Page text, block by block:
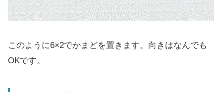
このように6×2でかまどを置きます。向きはなんでも
OKです。